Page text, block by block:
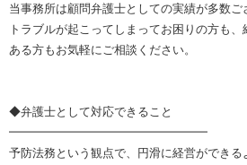
当事務所は顧問弁護士としての実績が多数ご
トラブルが起こってしまってお困りの方も
ある方もお気軽にご相談ください。
◆弁護士として対応できること
━━━━━━━━━━━━━━━━━
予防法務という観点で、円滑に経営ができ